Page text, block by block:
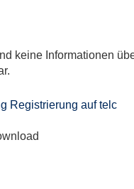
keine Informationen
Registrierung auf telc